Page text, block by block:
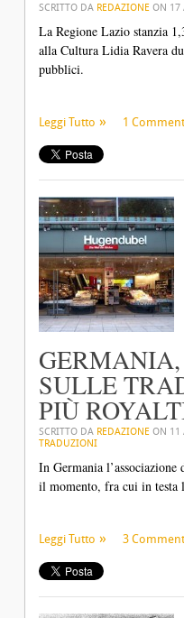
SCRITTO DA REDAZIONE ON 17
La Regione Lazio stanzia
alla Cultura Lidia Ravera
pubblici.
Leggi Tutto 1
SULLE
PIÙ
SCRITTO DA REDAZIONE ON 11
TRADUZIONI
In Germania
il momento, fra cui in testa
Leggi Tutto 3